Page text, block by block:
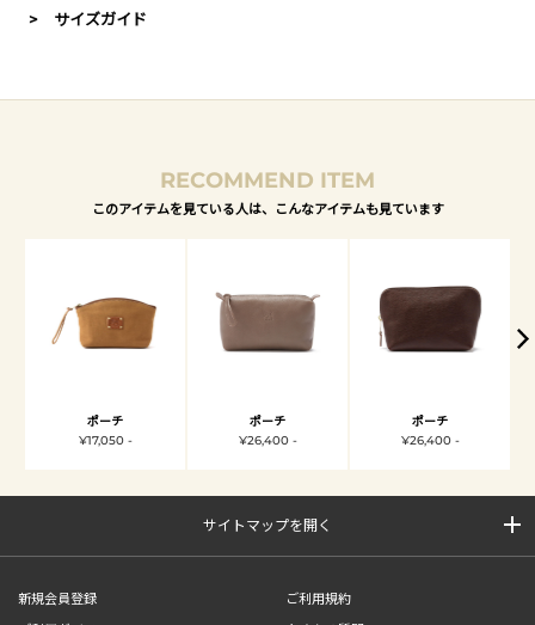
> サイズガイド
RECOMMEND ITEM
このアイテムを見ている人は、こんなアイテムも見ています
ポーチ
¥17,050 -
ポーチ
¥26,400 -
ポーチ
¥26,400 -
サイトマップを開く
新規会員登録
ご利用規約